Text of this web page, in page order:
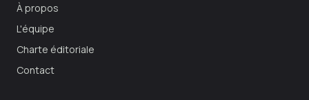
À propos
L'équipe
Charte éditoriale
Contact